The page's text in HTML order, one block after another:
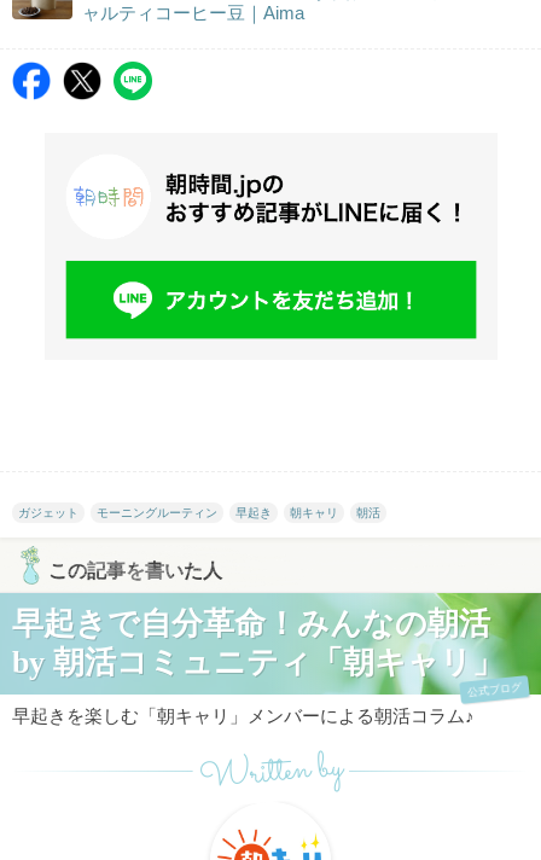
ャルティコーヒー豆｜Aima
ガジェット モーニングルーティン 早起き 朝キャリ 朝活
この記事を書いた人
早起きで自分革命！みんなの朝活
by 朝活コミュニティ「朝キャリ」
公式ブログ
早起きを楽しむ「朝キャリ」メンバーによる朝活コラム♪
Written by